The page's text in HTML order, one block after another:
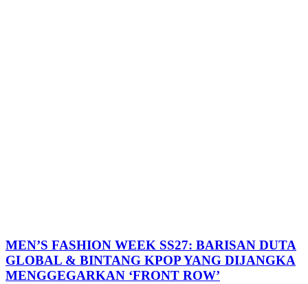
MEN’S FASHION WEEK SS27: BARISAN DUTA
GLOBAL & BINTANG KPOP YANG DIJANGKA
MENGGEGARKAN ‘FRONT ROW’